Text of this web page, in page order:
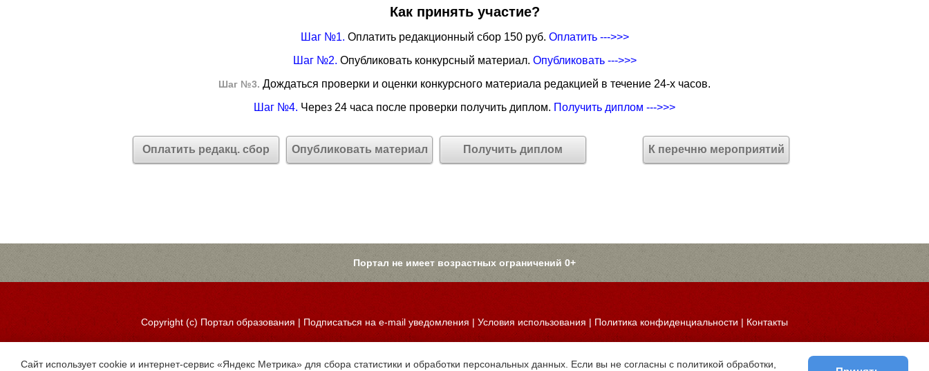
Как принять участие?
Шаг №1. Оплатить редакционный сбор 150 руб. Оплатить --->>>
Шаг №2. Опубликовать конкурсный материал. Опубликовать --->>>
Шаг №3. Дождаться проверки и оценки конкурсного материала редакцией в течение 24-х часов.
Шаг №4. Через 24 часа после проверки получить диплом. Получить диплом --->>>
Оплатить редакц. сбор Опубликовать материал Получить диплом К перечню мероприятий
Портал не имеет возрастных ограничений 0+
Copyright (c) Портал образования | Подписаться на e-mail уведомления |Условия использования | Политика конфиденциальности| Контакты
Сайт использует cookie и интернет-сервис «Яндекс Метрика» для сбора статистики и обработки персональных данных. Если вы не согласны с политикой обработки,